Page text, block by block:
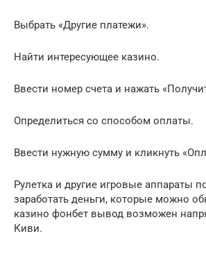
Выбрать «Другие платежи».
Найти интересующее казино.
Ввести номер счета и нажать
Определиться со способом оплаты.
Ввести нужную сумму и кликнуть
Рулетка и другие игровые аппараты
заработать деньги, которые можно
казино фонбет вывод возможен
Киви.